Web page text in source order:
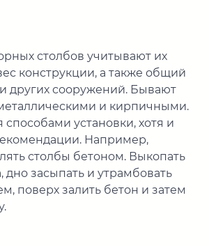
столбов учитывают их
конструкции, а также общий
других сооружений. Бывают
и кирпичными.
установки, хотя и
Например,
столбы бетоном. Выкопать
дно засыпать и утрамбовать
поверх залить бетон и затем